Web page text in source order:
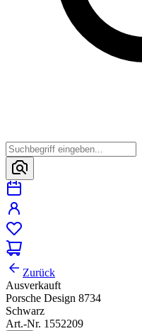
Zurück
Ausverkauft
Porsche Design 8734
Schwarz
Art.-Nr. 1552209